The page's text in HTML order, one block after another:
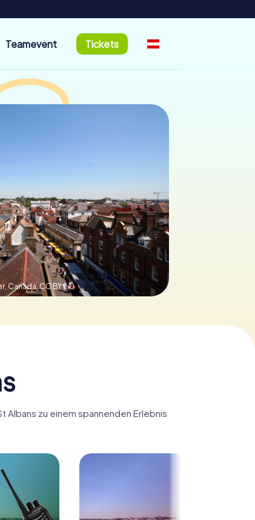
Teamevent Tickets
Canada,CC BY 2.0
Albans zu einem spannenden Erlebnis